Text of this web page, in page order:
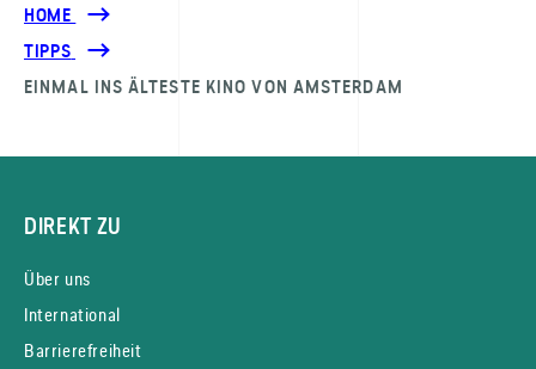
HOME
TIPPS
EINMAL INS ÄLTESTE KINO VON AMSTERDAM
DIREKT ZU
Über uns
International
Barrierefreiheit